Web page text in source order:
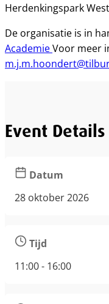
Herdenkingspark
De organisatie is in
AcademieVoor meer
Event Details
Datum
28 oktober 2026
Tijd
11:00 - 16:00